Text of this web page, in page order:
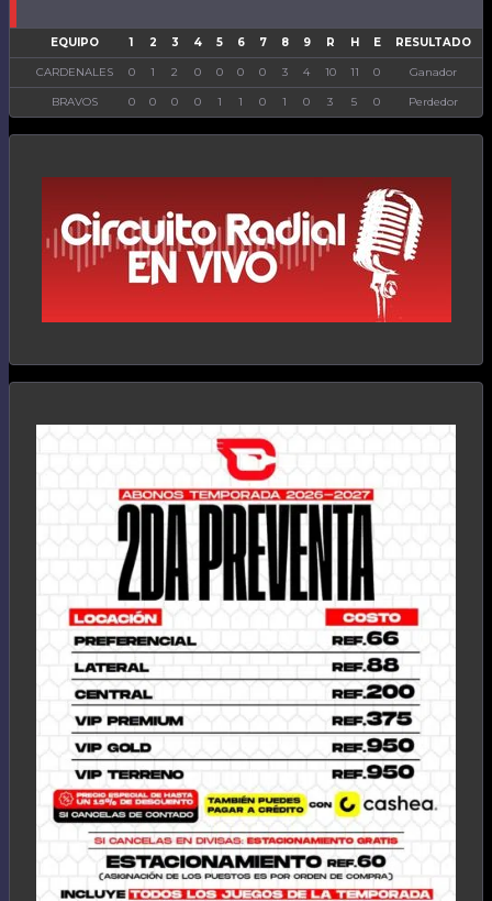
EQUIPO 1 2 3 4 5 6 7 8 9 R H E RESULTADO
CARDENALES 0 1 2 0 0 0 0 3 4 10 11 0 Ganador
BRAVOS 0 0 0 0 1 1 0 1 0 3 5 0 Perdedor